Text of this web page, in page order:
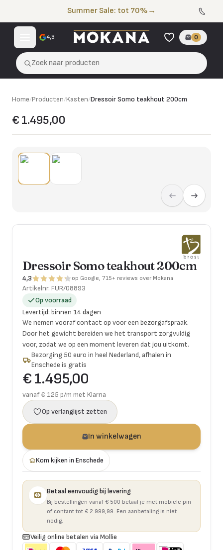
Summer Sale: tot 70% →
4,3 0
Zoek naar producten
Home/Producten/Kasten/Dressoir Somo teakhout 200cm
€ 1.495,00
Dressoir Somo teakhout 200cm
4,3 op Google, 715+ reviews over Mokana
Artikelnr. FUR/08893
Op voorraad
Levertijd: binnen 14 dagen
We nemen vooraf contact op voor een bezorgafspraak.
Door het gewicht bereiden we het transport zorgvuldig
voor, zodat we op een moment leveren dat jou uitkomt.
Bezorging 50 euro in heel Nederland, afhalen in
Enschede is gratis
€ 1.495,00
vanaf € 125 p/m met Klarna
Op verlanglijst zetten
In winkelwagen
Kom kijken in Enschede
Betaal eenvoudig bij levering
Bij bestellingen vanaf € 500 betaal je met mobiele pin
of contant tot € 2.999,99. Een aanbetaling is niet
nodig.
Veilig online betalen via Mollie